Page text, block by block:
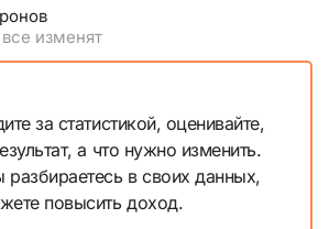
изменят
за статистикой, оценивайте,
а что нужно изменить.
в своих данных,
повысить доход.